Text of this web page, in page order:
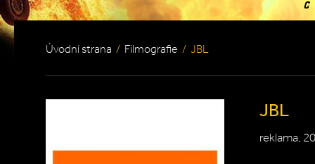
Úvodní strana / Filmografie / JBL
JBL
reklama,